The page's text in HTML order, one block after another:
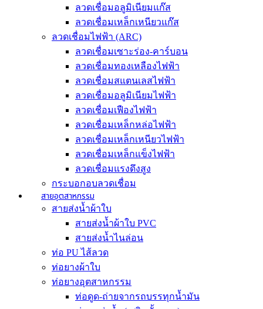
ลวดเชื่อมอลูมิเนียมแก๊ส
ลวดเชื่อมเหล็กเหนียวแก๊ส
ลวดเชื่อมไฟฟ้า (ARC)
ลวดเชื่อมเซาะร่อง-คาร์บอน
ลวดเชื่อมทองเหลืองไฟฟ้า
ลวดเชื่อมสแตนเลสไฟฟ้า
ลวดเชื่อมอลูมิเนียมไฟฟ้า
ลวดเชื่อมเฟืองไฟฟ้า
ลวดเชื่อมเหล็กหล่อไฟฟ้า
ลวดเชื่อมเหล็กเหนียวไฟฟ้า
ลวดเชื่อมเหล็กแข็งไฟฟ้า
ลวดเชื่อมแรงดึงสูง
กระบอกอบลวดเชื่อม
สายอุตสาหกรรม
สายส่งน้ำผ้าใบ
สายส่งน้ำผ้าใบ PVC
สายส่งน้ำไนล่อน
ท่อ PU ไส้ลวด
ท่อยางผ้าใบ
ท่อยางอุตสาหกรรม
ท่อดูด-ถ่ายจากรถบรรทุกน้ำมัน